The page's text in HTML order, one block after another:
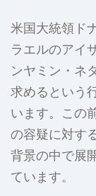
米国大統領ド
ラエルのアイ
ンヤミン・ネ
求めるという
います。この
の容疑に対す
背景の中で展
ています。